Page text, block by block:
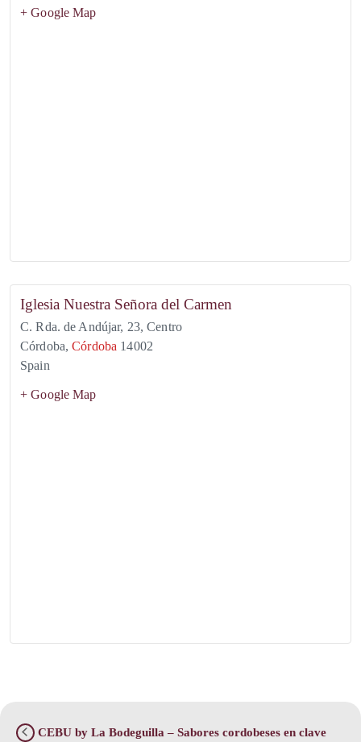
+ Google Map
Iglesia Nuestra Señora del Carmen
C. Rda. de Andújar, 23, Centro
Córdoba, Córdoba 14002
Spain
+ Google Map
CEBU by La Bodeguilla – Sabores cordobeses en clave